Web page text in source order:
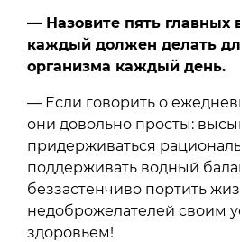
— Назовите пять главных
каждый должен делать
организма каждый день.
— Если говорить о
они довольно просты:
придерживаться
поддерживать водный
беззастенчиво портить
недоброжелателей своим
здоровьем!